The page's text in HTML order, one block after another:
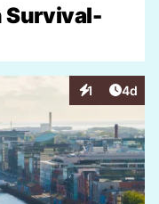
Survival-
1
Interaktionen
4d